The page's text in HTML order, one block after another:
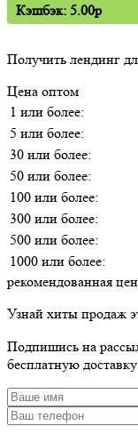
Кэшбэк: 5.00p
Получить лендинг
Цена оптом
1 или более:
5 или более:
30 или более:
50 или более:
100 или более:
300 или более:
500 или более:
1000 или более:
рекомендованная
Узнай хиты продаж
Подпишись на
бесплатную доставку